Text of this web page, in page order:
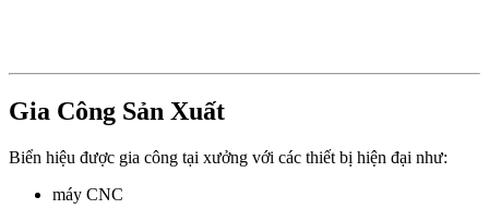
Gia Công Sản Xuất
Biển hiệu được gia công tại xưởng với các thiết bị hiện đại như:
máy CNC